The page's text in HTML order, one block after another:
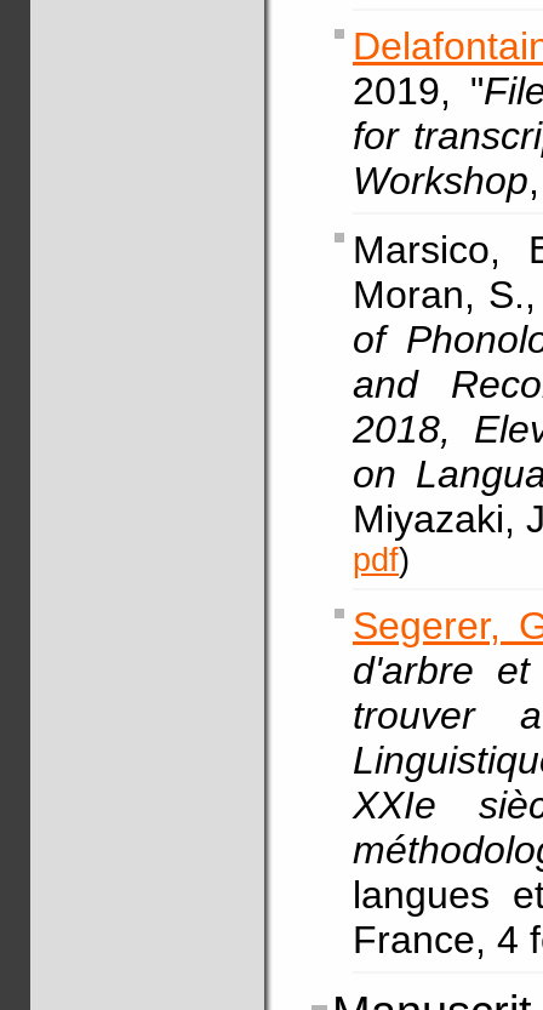
2019, "
for
Workshop
Marsico,
Moran,
of
and
2018,
on
Miyazaki,
pdf)
Segerer,
d'arbre
trouver
XXIe
langues
France, 4